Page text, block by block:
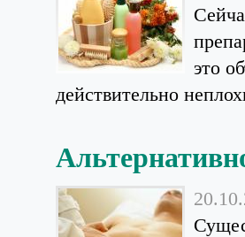
это
действительно